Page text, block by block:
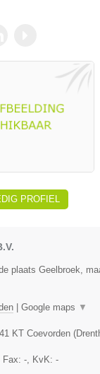
PROFIEL
plaats Geelbroek,
Google maps ▼
KT Coevorden (
Fax: -, KvK: -